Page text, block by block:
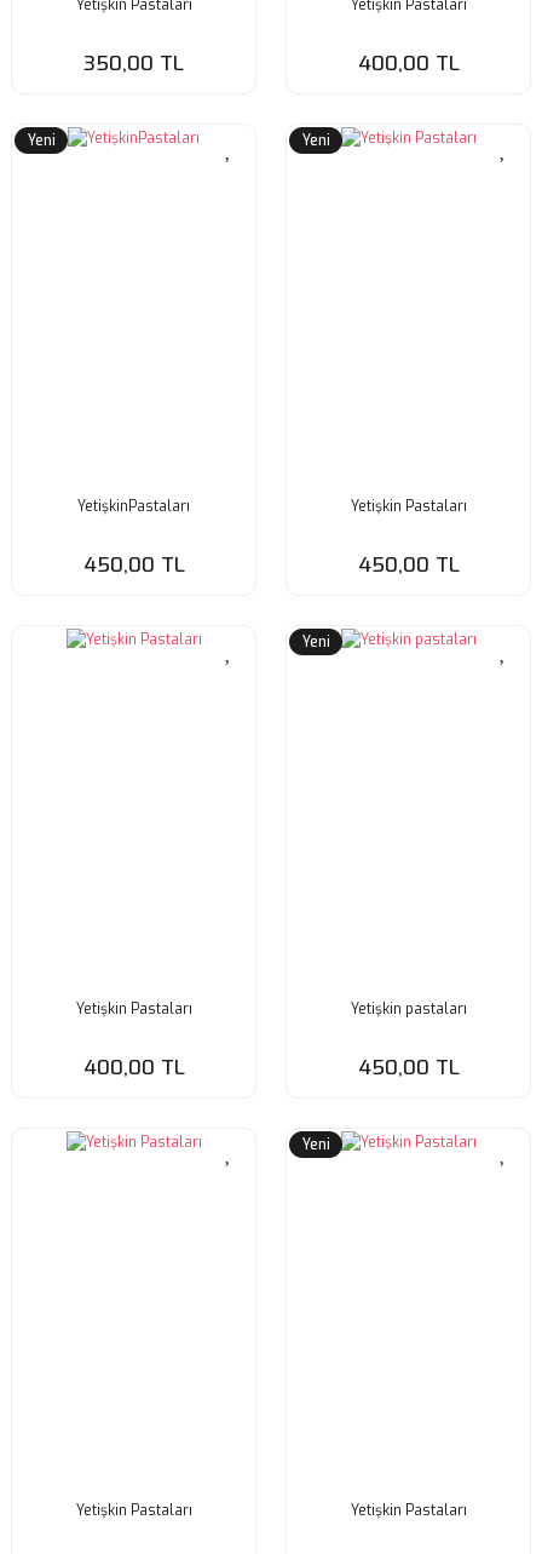
Yetişkin Pastaları
350,00 TL
Yetişkin Pastaları
400,00 TL
Yeni
YetişkinPastaları
450,00 TL
Yeni
Yetişkin Pastaları
450,00 TL
Yetişkin Pastaları
400,00 TL
Yeni
Yetişkin pastaları
450,00 TL
Yetişkin Pastaları
Yeni
Yetişkin Pastaları